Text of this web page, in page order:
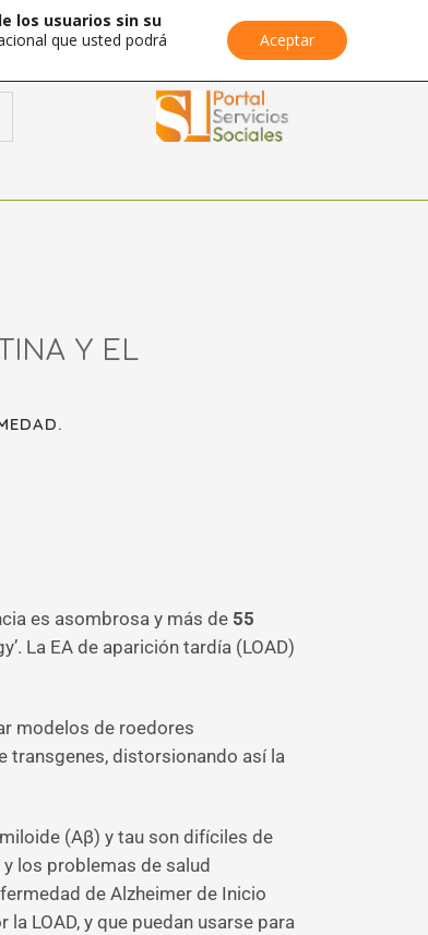
Y EL
es asombrosa y más de 55
La EA de aparición tardía (LOAD)
modelos de roedores
transgenes, distorsionando así la
(Aβ) y tau son difíciles de
los problemas de salud
de Alzheimer de Inicio
LOAD, y que puedan usarse para
los usuarios sin su
que usted podrá
Aceptar